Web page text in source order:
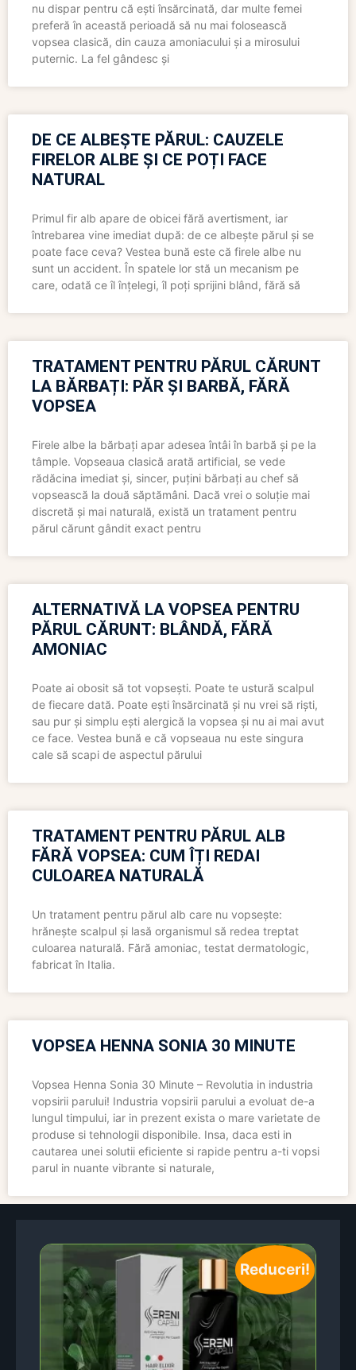
nu dispar pentru că ești însărcinată, dar multe femei
preferă în această perioadă să nu mai folosească
vopsea clasică, din cauza amoniacului și a mirosului
puternic. La fel gândesc și
DE CE ALBEȘTE PĂRUL: CAUZELE
FIRELOR ALBE ȘI CE POȚI FACE
NATURAL
Primul fir alb apare de obicei fără avertisment, iar
întrebarea vine imediat după: de ce albește părul și se
poate face ceva? Vestea bună este că firele albe nu
sunt un accident. În spatele lor stă un mecanism pe
care, odată ce îl înțelegi, îl poți sprijini blând, fără să
TRATAMENT PENTRU PĂRUL CĂRUNT
LA BĂRBAȚI: PĂR ȘI BARBĂ, FĂRĂ
VOPSEA
Firele albe la bărbați apar adesea întâi în barbă și pe la
tâmple. Vopseaua clasică arată artificial, se vede
rădăcina imediat și, sincer, puțini bărbați au chef să
vopsească la două săptămâni. Dacă vrei o soluție mai
discretă și mai naturală, există un tratament pentru
părul cărunt gândit exact pentru
ALTERNATIVĂ LA VOPSEA PENTRU
PĂRUL CĂRUNT: BLÂNDĂ, FĂRĂ
AMONIAC
Poate ai obosit să tot vopsești. Poate te ustură scalpul
de fiecare dată. Poate ești însărcinată și nu vrei să riști,
sau pur și simplu ești alergică la vopsea și nu ai mai avut
ce face. Vestea bună e că vopseaua nu este singura
cale să scapi de aspectul părului
TRATAMENT PENTRU PĂRUL ALB
FĂRĂ VOPSEA: CUM ÎȚI REDAI
CULOAREA NATURALĂ
Un tratament pentru părul alb care nu vopsește:
hrănește scalpul și lasă organismul să redea treptat
culoarea naturală. Fără amoniac, testat dermatologic,
fabricat în Italia.
VOPSEA HENNA SONIA 30 MINUTE
Vopsea Henna Sonia 30 Minute – Revolutia in industria
vopsirii parului! Industria vopsirii parului a evoluat de-a
lungul timpului, iar in prezent exista o mare varietate de
produse si tehnologii disponibile. Insa, daca esti in
cautarea unei solutii eficiente si rapide pentru a-ti vopsi
parul in nuante vibrante si naturale,
Reduceri!